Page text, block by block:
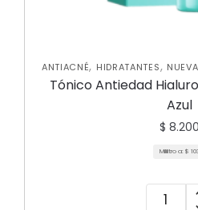
ANTIACNÉ, HIDRATANTES,
FACIAL
Tónico Antiedad
Azul
$ 8.200
Mililitro a: $